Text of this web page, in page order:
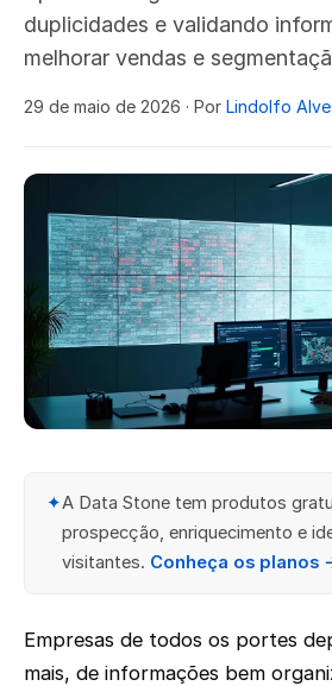
duplicidades e validando
melhorar vendas e
29 de maio de 2026 · Por Lindolfo
✦A Data Stone tem produtos
prospecção, enriquecimento e
visitantes. Conheça os planos
Empresas de todos os portes
mais, de informações bem